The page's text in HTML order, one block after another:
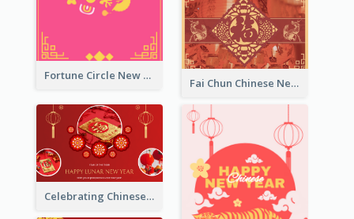
Fortune Circle New Year Greeting Card
Fai Chun Chinese New Year Greeting Card
Celebrating Chinese New Year Greeting Card